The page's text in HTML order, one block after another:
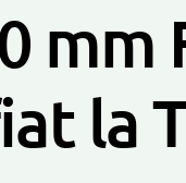
mm
la